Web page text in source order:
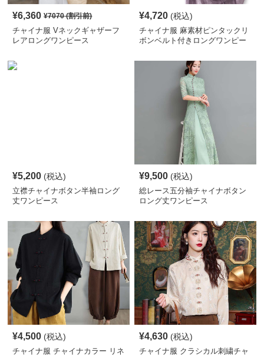
¥6,360 ¥7070(割引前)
チャイナ服 Vネックギャザーフ
レアロングワンピース
¥4,720 (税込)
チャイナ服 麻素材ピンタックリ
ボンベルト付きロングワンピー
¥5,200 (税込)
立襟チャイナボタン半袖ロング
丈ワンピース
¥9,500 (税込)
総レース五分袖チャイナボタン
ロング丈ワンピース
¥4,500 (税込)
チャイナ服 チャイナカラー リネ
¥4,630 (税込)
チャイナ服 クラシカル刺繍チャ